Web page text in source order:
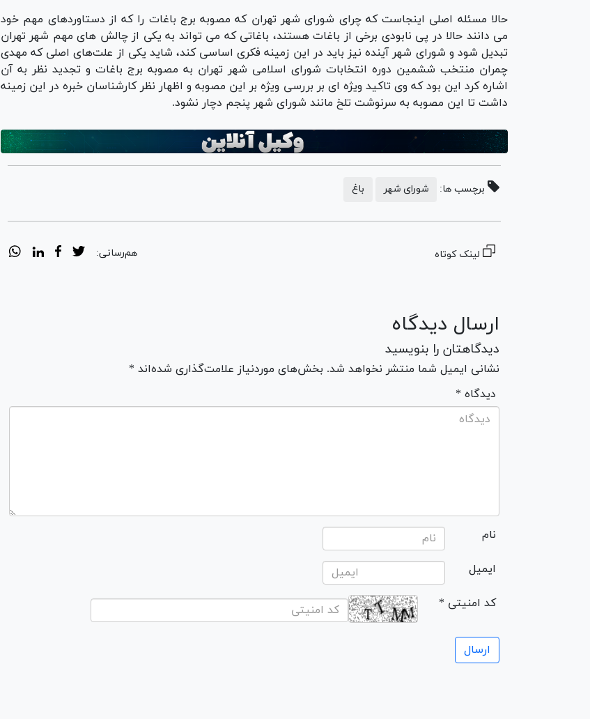
حالا مسئله اصلی اینجاست که چرای شورای شهر تهران که مصوبه برج باغات را که از دستاوردهای مهم خود
می دانند حالا در پی نابودی برخی از باغات هستند، باغاتی که می تواند به یکی از چالش های مهم شهر تهران
تبدیل شود و شورای شهر آینده نیز باید در این زمینه فکری اساسی کند، شاید یکی از علت‌های اصلی که مهدی
چمران منتخب ششمین دوره انتخابات شورای اسلامی شهر تهران به مصوبه برج باغات و تجدید نظر به آن
اشاره کرد این بود که وی تاکید ویژه ای بر بررسی ویژه بر این مصوبه و اظهار نظر کارشناسان خبره در این زمینه
داشت تا این مصوبه به سرنوشت تلخ مانند شورای شهر پنجم دچار نشود.
برچسب ها: شورای شهر باغ
لینک کوتاه هم‌رسانی:
ارسال دیدگاه
دیدگاهتان را بنویسید
نشانی ایمیل شما منتشر نخواهد شد. بخش‌های موردنیاز علامت‌گذاری شده‌اند *
* دیدگاه
نام
ایمیل
* کد امنیتی